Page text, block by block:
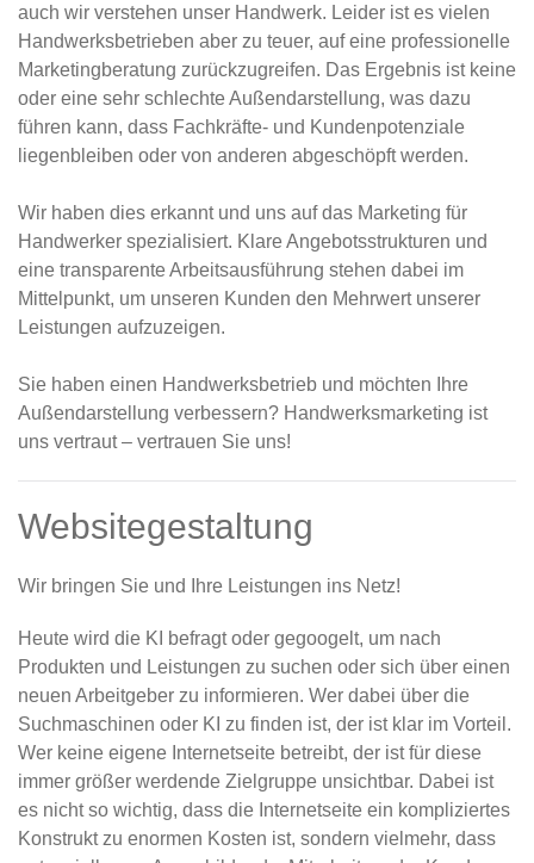
auch wir verstehen unser Handwerk. Leider ist es vielen
Handwerksbetrieben aber zu teuer, auf eine professionelle
Marketingberatung zurückzugreifen. Das Ergebnis ist keine
oder eine sehr schlechte Außendarstellung, was dazu
führen kann, dass Fachkräfte- und Kundenpotenziale
liegenbleiben oder von anderen abgeschöpft werden.
Wir haben dies erkannt und uns auf das Marketing für
Handwerker spezialisiert. Klare Angebotsstrukturen und
eine transparente Arbeitsausführung stehen dabei im
Mittelpunkt, um unseren Kunden den Mehrwert unserer
Leistungen aufzuzeigen.
Sie haben einen Handwerksbetrieb und möchten Ihre
Außendarstellung verbessern? Handwerksmarketing ist
uns vertraut – vertrauen Sie uns!
Websitegestaltung
Wir bringen Sie und Ihre Leistungen ins Netz!
Heute wird die KI befragt oder gegoogelt, um nach
Produkten und Leistungen zu suchen oder sich über einen
neuen Arbeitgeber zu informieren. Wer dabei über die
Suchmaschinen oder KI zu finden ist, der ist klar im Vorteil.
Wer keine eigene Internetseite betreibt, der ist für diese
immer größer werdende Zielgruppe unsichtbar. Dabei ist
es nicht so wichtig, dass die Internetseite ein kompliziertes
Konstrukt zu enormen Kosten ist, sondern vielmehr, dass